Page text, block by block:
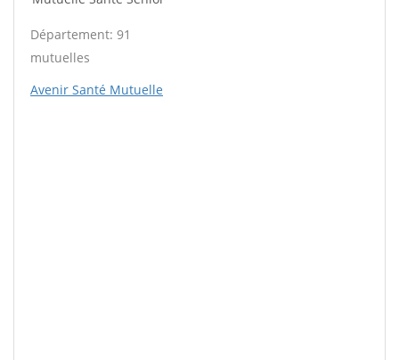
Département: 91
mutuelles
Avenir Santé Mutuelle